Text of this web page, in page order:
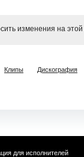
изменения на
Клипы Дискография
для исполнителей